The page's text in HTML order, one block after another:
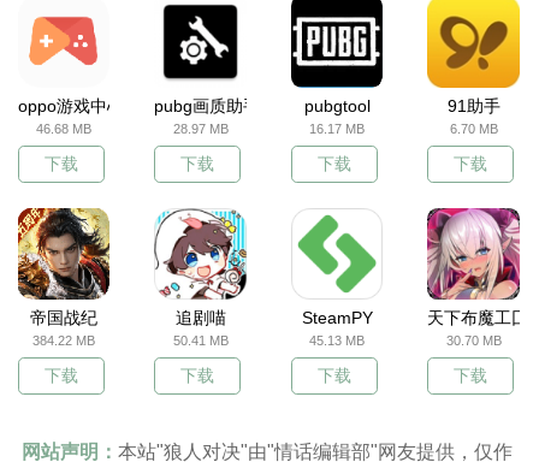
oppo游戏中心
46.68 MB
下载
pubg画质助手
28.97 MB
下载
pubgtool
16.17 MB
下载
91助手
6.70 MB
下载
帝国战纪
384.22 MB
下载
追剧喵
50.41 MB
下载
SteamPY
45.13 MB
下载
天下布魔工囗
30.70 MB
下载
网站声明： 本站"狼人对决"由"情话编辑部"网友提供，仅作